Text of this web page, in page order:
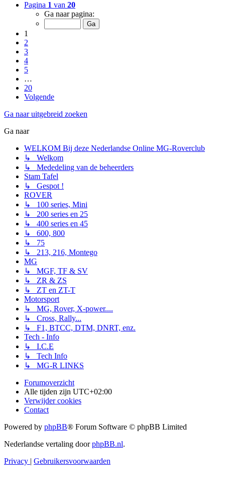
Pagina 1 van 20
Ga naar pagina:
1
2
3
4
5
…
20
Volgende
Ga naar uitgebreid zoeken
Ga naar
WELKOM Bij deze Nederlandse Online MG-Roverclub
↳ Welkom
↳ Mededeling van de beheerders
Stam Tafel
↳ Gespot !
ROVER
↳ 100 series, Mini
↳ 200 series en 25
↳ 400 series en 45
↳ 600, 800
↳ 75
↳ 213, 216, Montego
MG
↳ MGF, TF & SV
↳ ZR & ZS
↳ ZT en ZT-T
Motorsport
↳ MG, Rover, X-power....
↳ Cross, Rally...
↳ F1, BTCC, DTM, DNRT, enz.
Tech - Info
↳ I.C.E
↳ Tech Info
↳ MG-R LINKS
Forumoverzicht
Alle tijden zijn UTC+02:00
Verwijder cookies
Contact
Powered by phpBB® Forum Software © phpBB Limited
Nederlandse vertaling doorphpBB.nl.
Privacy
Gebruikersvoorwaarden